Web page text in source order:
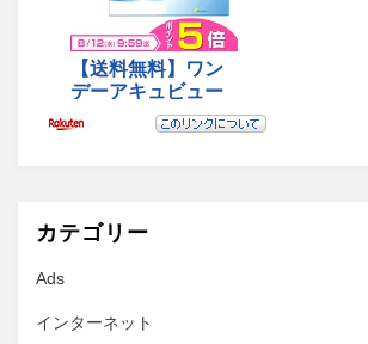
カテゴリー
Ads
インターネット